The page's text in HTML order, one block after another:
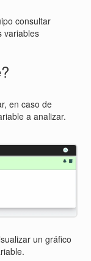
consultar
variables
en caso de
a analizar.
un gráfico